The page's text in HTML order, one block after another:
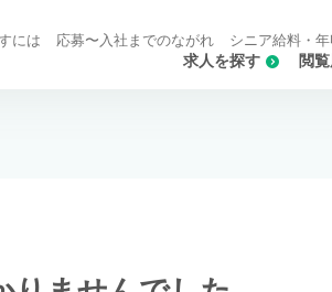
求人を探す 閲
には 応募〜入社までのながれ シニア給料・